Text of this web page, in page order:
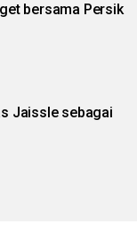
bersama Persik
Jaissle sebagai